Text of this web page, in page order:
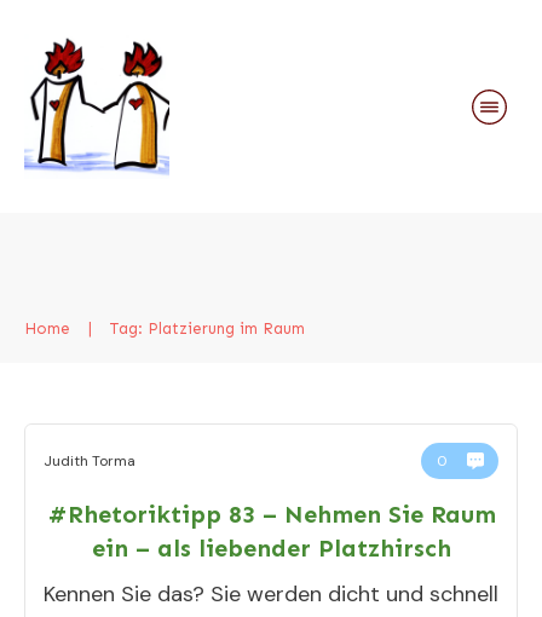
Home Tag: Platzierung im Raum
Judith Torma 0
#Rhetoriktipp 83 – Nehmen Sie Raum
ein – als liebender Platzhirsch
Kennen Sie das? Sie werden dicht und schnell